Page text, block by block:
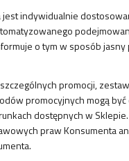
jest indywidualnie
o tym w sposób jasny
promocji,
promocyjnych mogą
dostępnych w
praw Konsumenta